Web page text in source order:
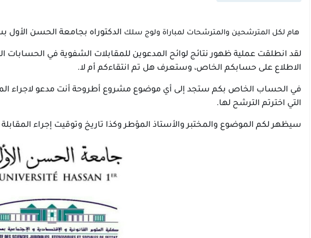
هام لكل المترشحين والمترشحات لمباراة ولوج سلك الدكتوراه بجامعة الحسن الأول
لقد انطلقت عملية ظهور نتائج لوائح المدعوين للمقابلات الشفوية في
الاطلاع على حسابكم الخاص، وستعرف هل تم انتقاءكم أم لا.
في الحساب الخاص بكم ستجد إلى أي موضوع مشروع أطروحة أنت مدعو لاجراء
التي اخترتم الترشح لها.
سيظهر لكم الموضوع والمختبر والأستاذ المؤطر وكذا تاريخ وتوقيت إجراء